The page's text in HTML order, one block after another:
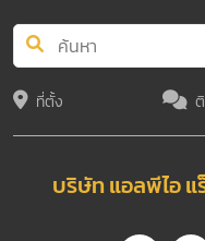
ที่ตั้ง
บริษัท แอลพีไอ แ